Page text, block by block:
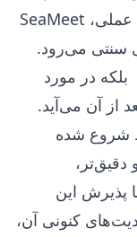
عمیق، و تعهد به تبدیل گفتگوها به نتایج عملی، SeaMeet
سنتی می‌رود.
در مورد
از آن می‌آید.
شروع شده
پذیرش این
کنونی آن،